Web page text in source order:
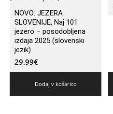
NOVO: JEZERA
SLOVENIJE, Naj 101
jezero – posodobljena
izdaja 2025 (slovenski
jezik)
29.99€
Dodaj v košarico